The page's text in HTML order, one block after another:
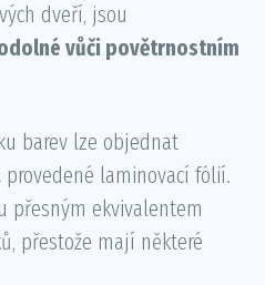
dveří, jsou
vůči povětrnostním
barev lze objednat
provedené laminovací fólií.
přesným ekvivalentem
přestože mají některé